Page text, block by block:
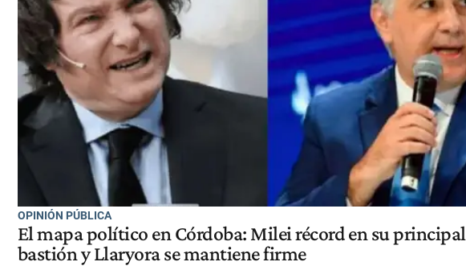
OPINIÓN PÚBLICA
El mapa político en Córdoba: Milei récord en su principal
bastión y Llaryora se mantiene firme